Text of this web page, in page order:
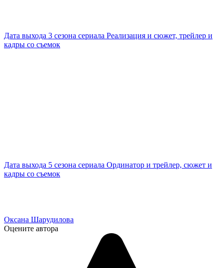
Дата выхода 3 сезона сериала Реализация и сюжет, трейлер и
кадры со съемок
Дата выхода 5 сезона сериала Ординатор и трейлер, сюжет и
кадры со съемок
Оксана Шарудилова
Оцените автора